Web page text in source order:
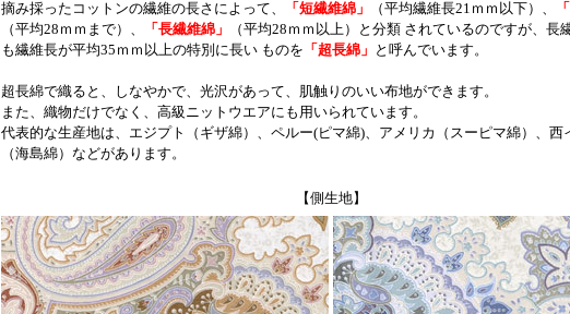
摘み採ったコットンの繊維の長さによって、 「短繊維綿」 （平均繊維長21ｍｍ以下）、
（平均28ｍｍまで）、
「長繊維綿」
（平均28ｍｍ以上）と分類 されているのですが、長
も繊維長が平均35ｍｍ以上の特別に長い ものを 「超長綿」 と呼んでいます。
超長綿で織ると、しなやかで、光沢があって、肌触りのいい布地ができます。
また、織物だけでなく、高級ニットウエアにも用いられています。
代表的な生産地は、エジプト（ギザ綿）、ペルー(ピマ綿)、アメリカ（スーピマ綿）、西
（海島綿）などがあります。
【側生地】